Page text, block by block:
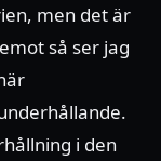
men det är
så ser jag
i den